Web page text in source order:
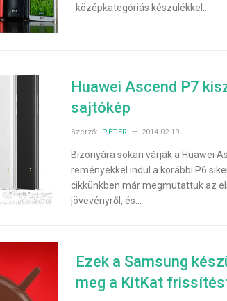
középkategóriás készülékkel…
Huawei Ascend P7
sajtókép
Szerző: PÉTER 2014-02-19
Bizonyára sokan várják a Huawei
reményekkel indul a korábbi P6
cikkünkben már megmutattuk az
jövevényről, és…
Ezek a Samsung
meg a KitKat